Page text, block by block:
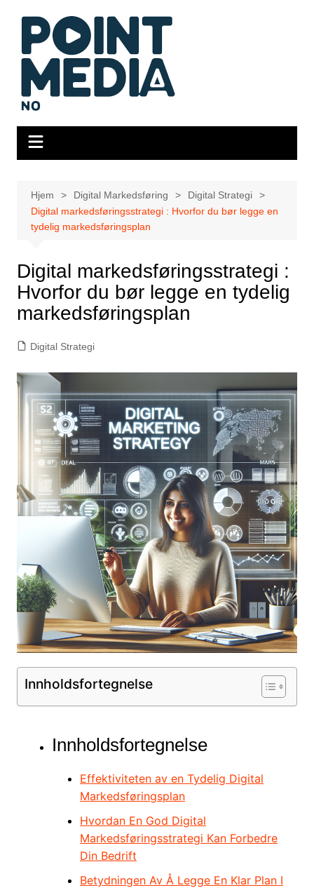
innhold
Hjem Digital Markedsføring
Digital Strategi
Digital markedsføringsstrategi : Hvorfor du bør legge en
tydelig markedsføringsplan
Digital markedsføringsstrategi :
Hvorfor du bør legge en tydelig
markedsføringsplan
Digital Strategi
Innholdsfortegnelse
Innholdsfortegnelse
Effektiviteten av en Tydelig Digital
Markedsføringsplan
Hvordan En God Digital
Markedsføringsstrategi Kan Forbedre
Din Bedrift
Betydningen Av Å Legge En Klar Plan I